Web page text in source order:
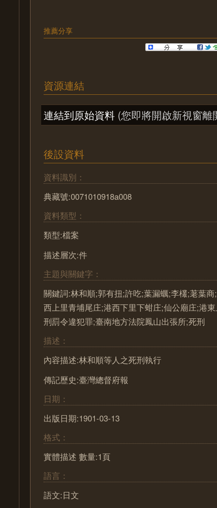
推薦分享
資源連結
連結到原始資料 (您即將開啟新視窗離
後設資料
資料識別：
典藏號:0071010918a008
資料類型：
類型:檔案
描述層次:件
主題與關鍵字：
關鍵詞:林和順;郭有扭;許吃;葉漏蠣;李欉;荖葉
西上里青埔尾庄;港西下里下蚶庄;仙公廟庄;港
刑罰令違犯罪;臺南地方法院鳳山出張所;死刑
描述：
內容描述:林和順等人之死刑執行
傳記歷史:臺灣總督府報
日期：
出版日期:1901-03-13
格式：
實體描述 數量:1頁
語言：
語文:日文